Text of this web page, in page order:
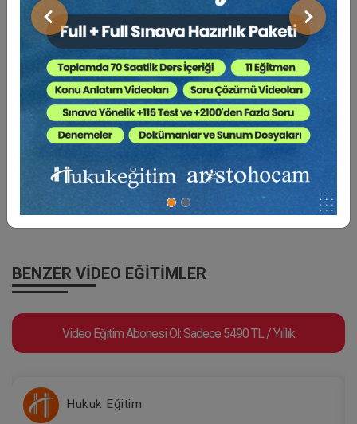
Önceki Sonraki
Av. Dr. Ali ÖNAL
Yabancıların Çalışma İzinleri
BENZER VIDEO EĞITIMLER
Video Eğitim Abonesi Ol: Sadece 5490 TL / Yıllık
Hukuk Eğitim